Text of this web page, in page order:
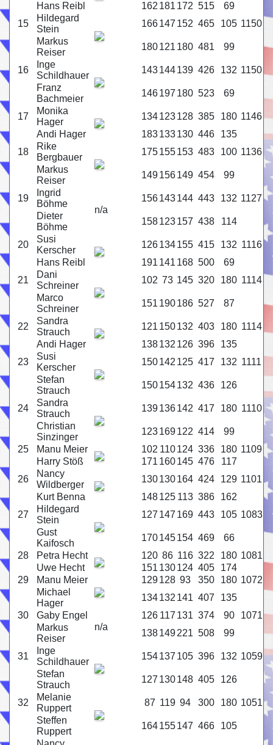
Hans Reibl
162 181172 515
69
15
Hildegard
Stein
166147 152 465 105 1150
Markus
Reiser
180121180 481 99
16
Inge
Schildhauer
143144139 426 132 1150
Franz
Bachmeier
146197 180 523 69
17
Monika
Hager
134123128 385 180 1146
Andi Hager
183133130 446
135
18
Rike
Bergbauer
175155153 483 100 1136
Markus
Reiser
149156149 454 99
19
Ingrid
Böhme
n/a
156143144 443 132 1127
Dieter
Böhme
158123157 438 114
20
Susi
Kerscher
126134155 415 132 1116
Hans Reibl
191141168 500
69
21
Dani
Schreiner
102 73 145 320 180 1114
Marco
Schreiner
151190186 527 87
22
Sandra
Strauch
121150132 403 180 1114
Andi Hager
138132 126 396
135
23
Susi
Kerscher
150142 125 417 132 1111
Stefan
Strauch
150154132 436 126
24
Sandra
Strauch
139136142 417 180 1110
Christian
Sinzinger
123169122 414
99
25
Manu Meier 102 110 124 336 180 1109
Harry Stöß
171160145 476
117
26
Nancy
Wildberger
130130164 424 129 1101
Kurt Benna
148125 113 386
162
27
Hildegard
Stein
127 147 169 443 105 1083
Gust
Kaifosch
170145154 469
66
28
Petra Hecht 120 86 116 322 180 1081
Uwe Hecht
151130124 405
174
29
Manu Meier 129128 93 350 180 1072
Michael
Hager
134132 141 407
135
30
Gaby Engel
n/a
126 117 131 374 90
1071
Markus
Reiser
138149221 508 99
31
Inge
Schildhauer
154137 105 396 132 1059
Stefan
Strauch
127 130148 405 126
32
Melanie
Ruppert
87 119 94 300 180 1051
Steffen
Ruppert
164155147 466 105